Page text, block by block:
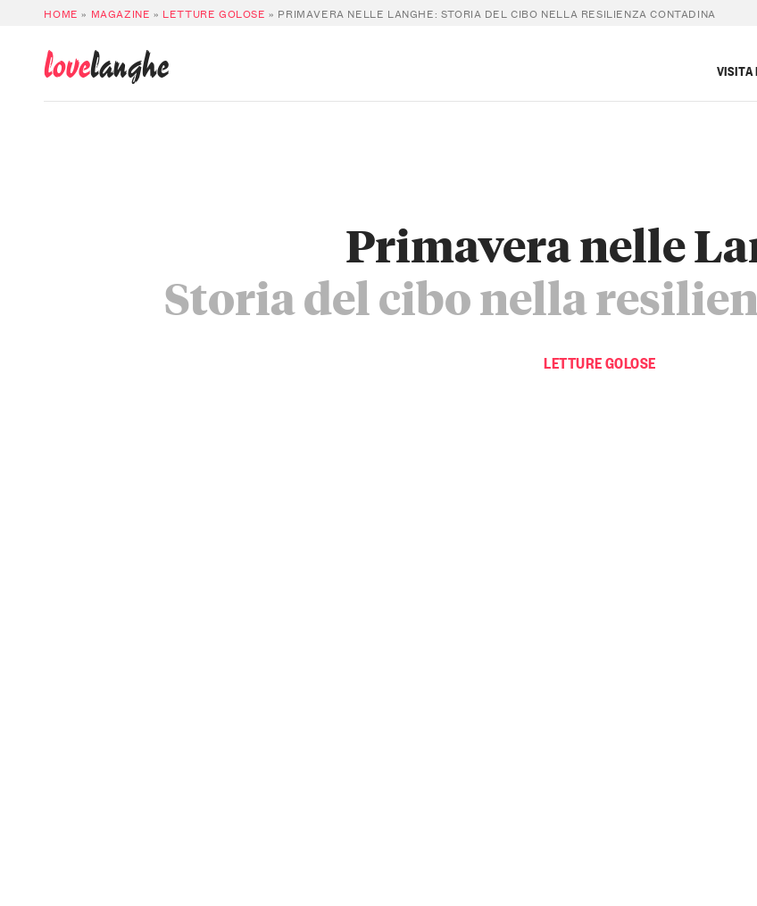
HOME » MAGAZINE » LETTURE GOLOSE » PRIMAVERA NELLE LANGHE: STORIA DEL CIBO NELLA RESILIENZA CONTADINA
lovelanghe VISITA
LETTURE GOLOSE
Primavera nelle
Storia del cibo nella